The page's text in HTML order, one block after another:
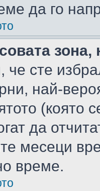
да го
че сте
най-
(която
да
месеци
време.